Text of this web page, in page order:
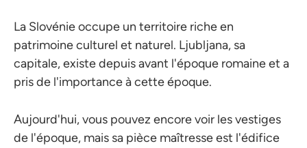
La Slovénie occupe un territoire riche en
patrimoine culturel et naturel. Ljubljana, sa
capitale, existe depuis avant l'époque romaine et a
pris de l'importance à cette époque.
Aujourd'hui, vous pouvez encore voir les vestiges
de l'époque, mais sa pièce maîtresse est l'édifice